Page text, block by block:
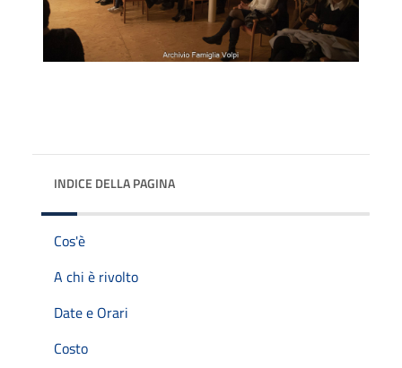
INDICE DELLA PAGINA
Cos'è
A chi è rivolto
Date e Orari
Costo